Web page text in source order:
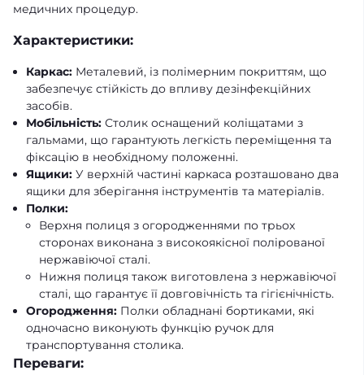
медичних процедур.
Характеристики:
Каркас: Металевий, із полімерним покриттям, що
забезпечує стійкість до впливу дезінфекційних
засобів.
Мобільність: Столик оснащений коліщатами з
гальмами, що гарантують легкість переміщення та
фіксацію в необхідному положенні.
Ящики: У верхній частині каркаса розташовано два
ящики для зберігання інструментів та матеріалів.
Полки:
Верхня полиця з огородженнями по трьох
сторонах виконана з високоякісної полірованої
нержавіючої сталі.
Нижня полиця також виготовлена з нержавіючої
сталі, що гарантує її довговічність та гігієнічність.
Огородження: Полки обладнані бортиками, які
одночасно виконують функцію ручок для
транспортування столика.
Переваги: